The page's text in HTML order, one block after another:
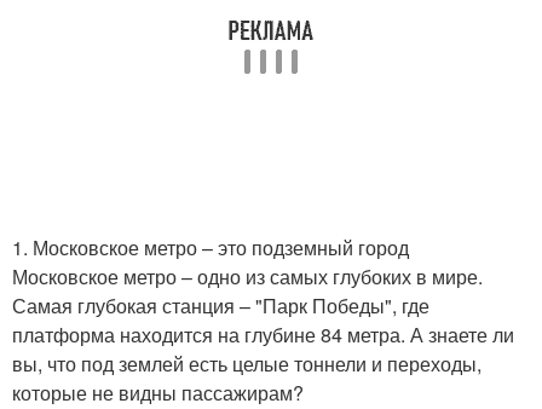
1. Московское метро – это подземный город
Московское метро – одно из самых глубоких в мире.
Самая глубокая станция – "Парк Победы", где
платформа находится на глубине 84 метра. А знаете ли
вы, что под землей есть целые тоннели и переходы,
которые не видны пассажирам?